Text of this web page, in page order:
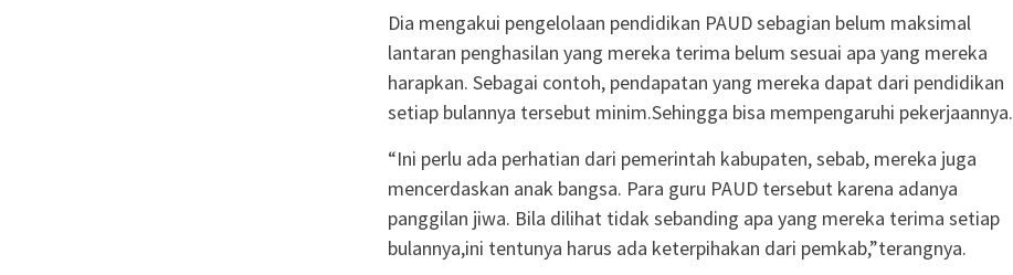
Dia mengakui pengelolaan pendidikan PAUD sebagian belum maksimal
lantaran penghasilan yang mereka terima belum sesuai apa yang mereka
harapkan. Sebagai contoh, pendapatan yang mereka dapat dari pendidikan
setiap bulannya tersebut minim.Sehingga bisa mempengaruhi pekerjaannya.
“Ini perlu ada perhatian dari pemerintah kabupaten, sebab, mereka juga
mencerdaskan anak bangsa. Para guru PAUD tersebut karena adanya
panggilan jiwa. Bila dilihat tidak sebanding apa yang mereka terima setiap
bulannya,ini tentunya harus ada keterpihakan dari pemkab,”terangnya.